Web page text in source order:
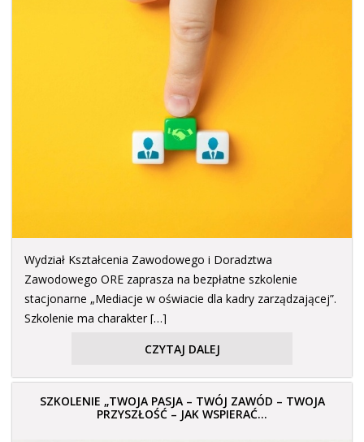
Wydział Kształcenia Zawodowego i Doradztwa
Zawodowego ORE zaprasza na bezpłatne szkolenie
stacjonarne „Mediacje w oświacie dla kadry zarządzającej”.
Szkolenie ma charakter […]
CZYTAJ DALEJ
SZKOLENIE „TWOJA PASJA – TWÓJ ZAWÓD – TWOJA
PRZYSZŁOŚĆ – JAK WSPIERAĆ...